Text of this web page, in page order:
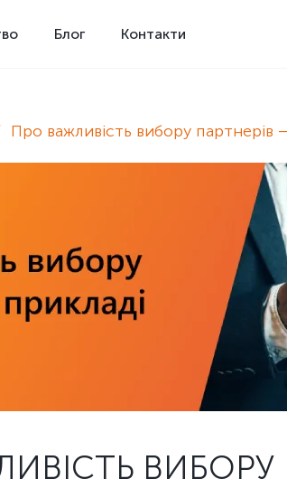
Блог Контакти
Про важливість вибору партнерів
ВИБОРУ